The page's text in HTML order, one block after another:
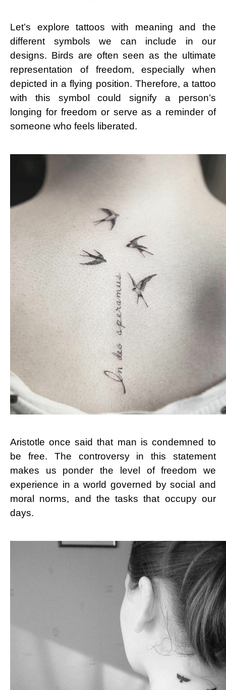
Let’s explore tattoos with meaning and the
different symbols we can include in our
designs. Birds are often seen as the ultimate
representation of freedom, especially when
depicted in a flying position. Therefore, a tattoo
with this symbol could signify a person’s
longing for freedom or serve as a reminder of
someone who feels liberated.
Aristotle once said that man is condemned to
be free. The controversy in this statement
makes us ponder the level of freedom we
experience in a world governed by social and
moral norms, and the tasks that occupy our
days.